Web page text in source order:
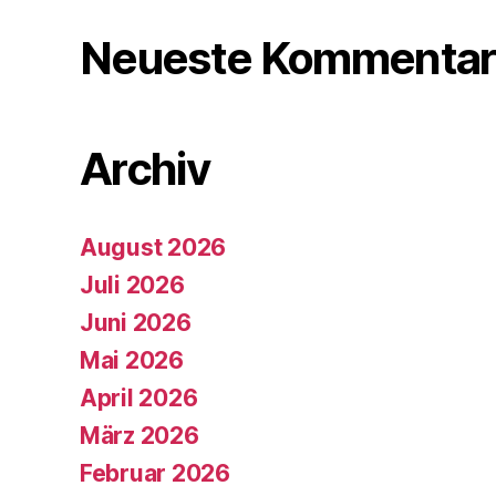
Neueste
Archiv
August 2026
Juli 2026
Juni 2026
Mai 2026
April 2026
März 2026
Februar 2026